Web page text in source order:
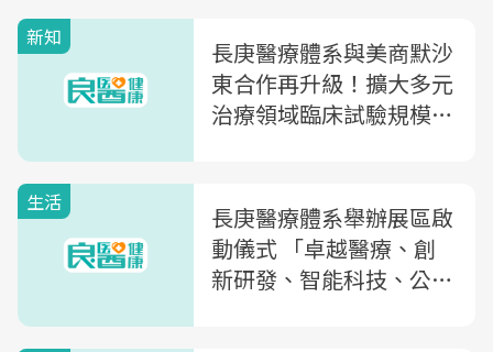
新知
長庚醫療體系與美商默沙
東合作再升級！擴大多元
治療領域臨床試驗規模，
生活
長庚醫療體系舉辦展區啟
動儀式 「卓越醫療、創
新研發、智能科技、公益